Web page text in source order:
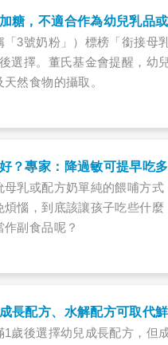
糖，不適合作為幼兒乳品
「3號奶粉」）標榜「銜接母
選擇。董氏基金會提醒，幼
然食物的攝取。
？專家：降過敏可提早吃
母乳或配方奶單純的餵哺方
惱，到底該讓孩子吃些什
副食品呢？
長配方、水解配方可取代
1歲後選擇幼兒成長配方，但